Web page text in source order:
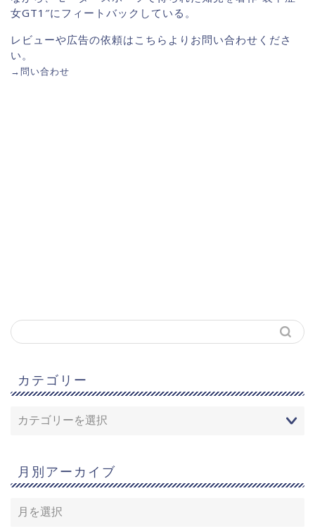
女GT1″にフィートバックしている。
レビューや広告の依頼はこちらよりお問い合わせくださ
い。
→問い合わせ
カテゴリー
月別アーカイブ